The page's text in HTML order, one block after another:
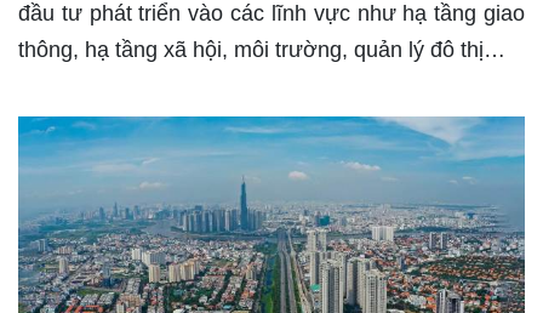
đầu tư phát triển vào các lĩnh vực như hạ tầng giao
thông, hạ tầng xã hội, môi trường, quản lý đô thị…